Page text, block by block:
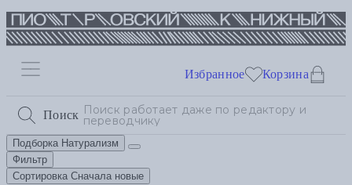
Поиск
Избранное Корзина
Подборка Натурализм
Фильтр
Сортировка Сначала новые